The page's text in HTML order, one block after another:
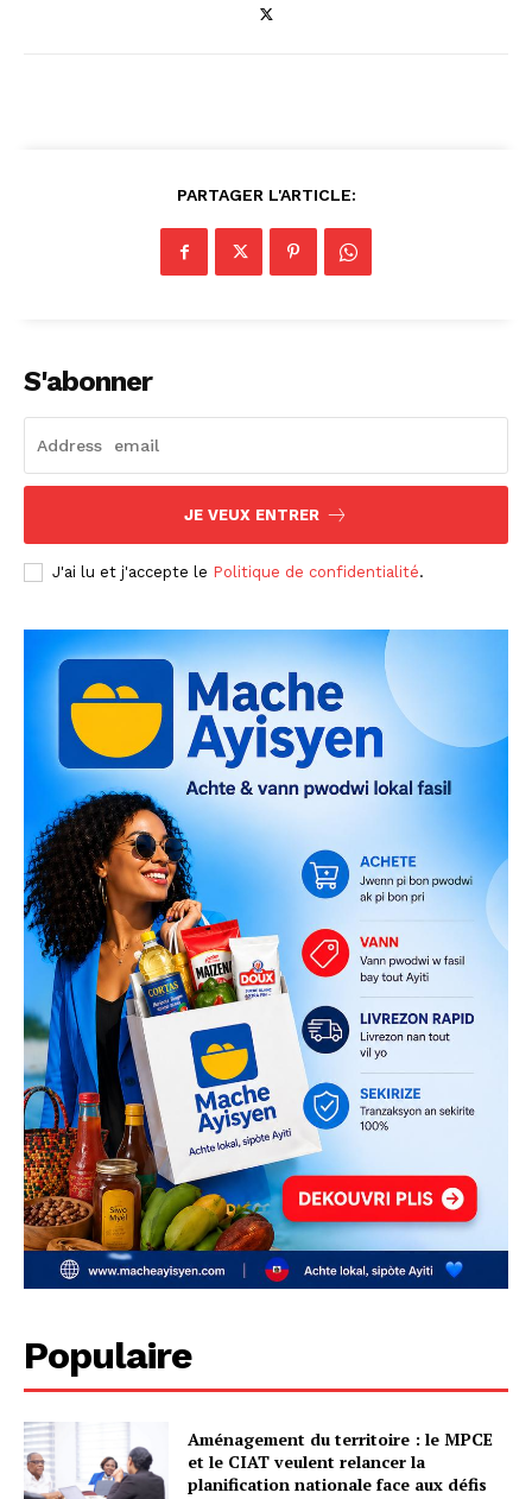
PARTAGER L'ARTICLE:
S'abonner
JE VEUX ENTRER
J'ai lu et j'accepte le Politique de confidentialité.
Populaire
Aménagement du territoire : le MPCE
et le CIAT veulent relancer la
planification nationale face aux défis